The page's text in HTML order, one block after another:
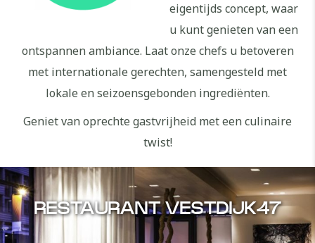
eigentijds concept, waar
u kunt genieten van een
ontspannen ambiance. Laat onze chefs u betoveren
met internationale gerechten, samengesteld met
lokale en seizoensgebonden ingrediënten.
Geniet van oprechte gastvrijheid met een culinaire
twist!
RESTAURANT VESTDIJK47